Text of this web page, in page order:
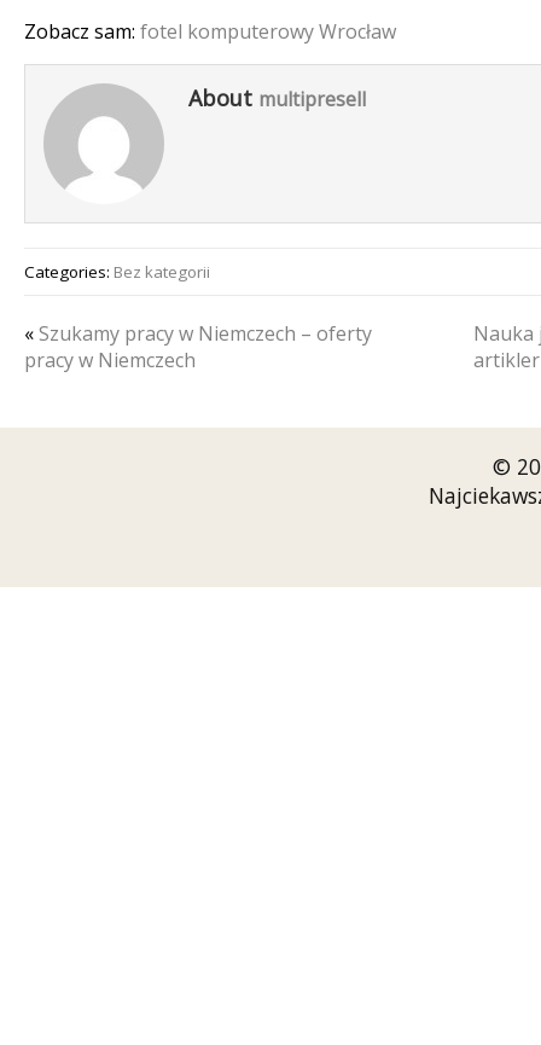
Zobacz sam: fotel komputerowy Wrocław
About multipresell
Categories: Bez kategorii
«Szukamy pracy w Niemczech – oferty
pracy w Niemczech
Nauka
artikler
©